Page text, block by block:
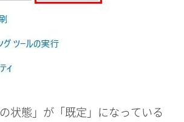
状態」が「既定」になっている